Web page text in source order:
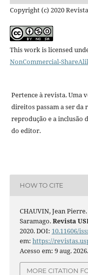
Copyright (c) 2020
This work is licensed
NonCommercial-
Pertence à revista. Uma
direitos passam a ser da
reprodução e a inclusão
do editor.
HOW TO CITE
CHAUVIN, Jean
Saramago.Revista
2020. DOI: 10.11606/
em: https://
Acesso em: 9 aug. 2026.
MORE CITATION